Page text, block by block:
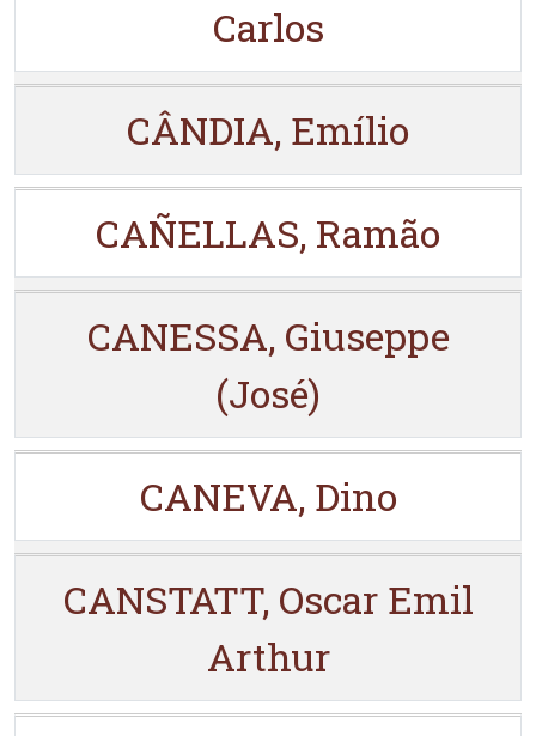
Carlos
CÂNDIA, Emílio
CAÑELLAS, Ramão
CANESSA, Giuseppe
(José)
CANEVA, Dino
CANSTATT, Oscar Emil
Arthur